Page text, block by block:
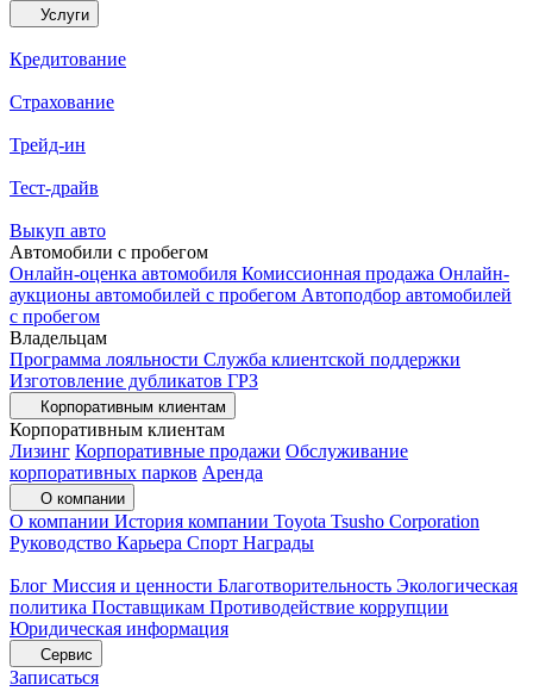
Услуги
Кредитование
Страхование
Трейд-ин
Тест-драйв
Выкуп авто
Автомобили с пробегом
Онлайн-оценка автомобиля Комиссионная продажа Онлайн-
аукционы автомобилей с пробегом Автоподбор автомобилей
с пробегом
Владельцам
Программа лояльности Служба клиентской поддержки
Изготовление дубликатов ГРЗ
Корпоративным клиентам
Корпоративным клиентам
Лизинг Корпоративные продажи Обслуживание
корпоративных парков Аренда
О компании
О компании История компании Toyota Tsusho Corporation
Руководство Карьера Спорт Награды
Блог Миссия и ценности Благотворительность Экологическая
политика Поставщикам Противодействие коррупции
Юридическая информация
Сервис
Записаться